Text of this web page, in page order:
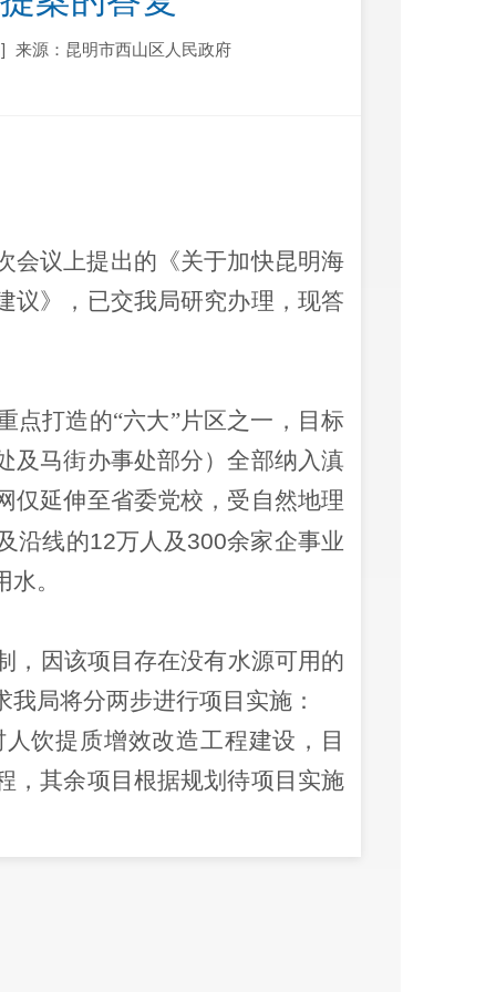
来源：昆明市西山区人民政府
会议上提出的《关于加快昆明海
议》，已交我局研究办理，现答
点打造的“六大”片区之一，目标
及马街办事处部分）全部纳入滇
仅延伸至省委党校，受自然地理
沿线的12万人及 300余家企事业
。
，因该项目存在没有水源可用的
局将分两步进行项目实施：
饮提质增效改造工程建设，目
，其余项目根据规划待项目实施
水源点建设。目前，我区正在进